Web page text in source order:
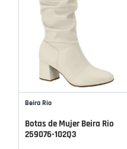
Beira Rio
Botas de Mujer Beira Rio
259076-102Q3